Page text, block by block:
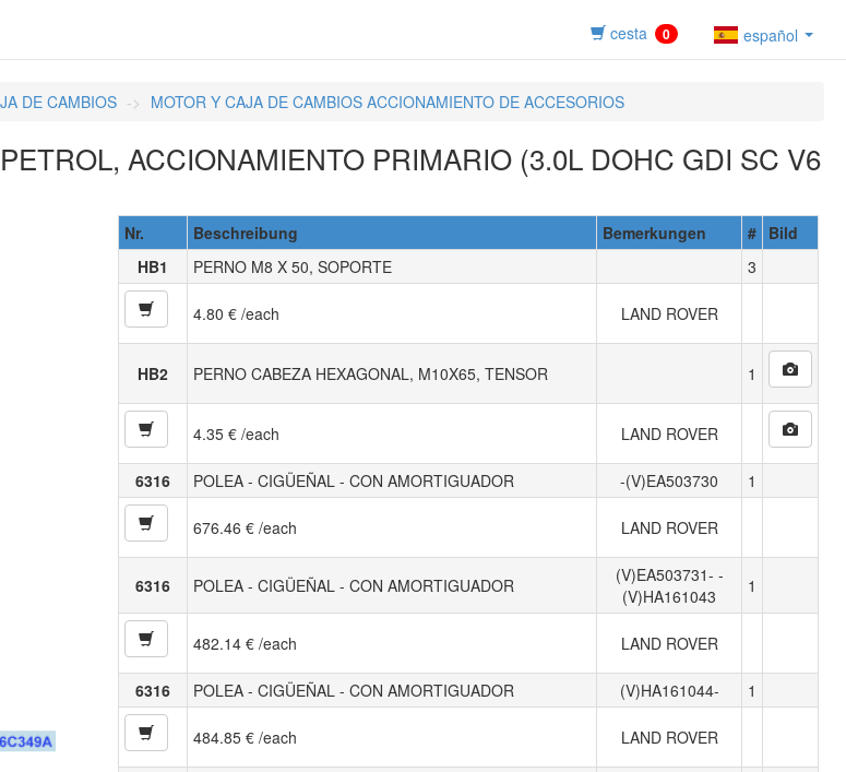
cesta 0 español
DE CAMBIOS MOTOR Y CAJA DE CAMBIOS ACCIONAMIENTO DE ACCESORIOS
ACCIONAMIENTO PRIMARIO (3.0L DOHC GDI SC V6
Nr. Beschreibung Bemerkungen # Bild
HB1
PERNO M8 X 50, SOPORTE 3
4.80 € /each LAND ROVER
HB2 PERNO CABEZA HEXAGONAL, M10X65, TENSOR 1
4.35 € /each LAND ROVER
6316 POLEA - CIGÜEÑAL - CON AMORTIGUADOR -(V)EA503730 1
676.46 € /each LAND ROVER
6316 POLEA - CIGÜEÑAL - CON AMORTIGUADOR
(V)EA503731- -
(V)HA161043
1
482.14 € /each LAND ROVER
6316 POLEA - CIGÜEÑAL - CON AMORTIGUADOR (V)HA161044- 1
484.85 € /each LAND ROVER